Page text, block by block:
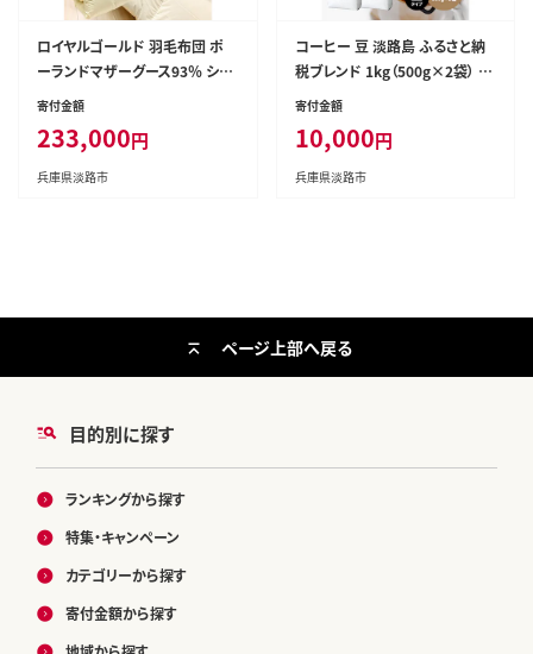
ロイヤルゴールド 羽毛布団 ポ
ーランドマザーグース93％ シン
グル無地 1.0kg
寄付金額
233,000円
兵庫県淡路市
コーヒー 豆 淡路島 ふるさと納
税ブレンド 1kg（500g×2袋） ド
リップコーヒーファクトリー
寄付金額
10,000円
兵庫県淡路市
目的別に探す
ランキングから探す
特集・キャンペーン
カテゴリーから探す
寄付金額から探す
ページ上部へ戻る